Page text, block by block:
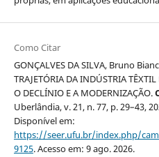
Como Citar
GONÇALVES DA SILVA, Bruno
TRAJETÓRIA DA INDÚSTRIA
O DECLÍNIO E A MODERNIZAÇÃO.
Uberlândia, v. 21, n. 77, p. 29–43,
Disponível em:
https://seer.ufu.br/index.php/
9125. Acesso em: 9 ago. 2026.